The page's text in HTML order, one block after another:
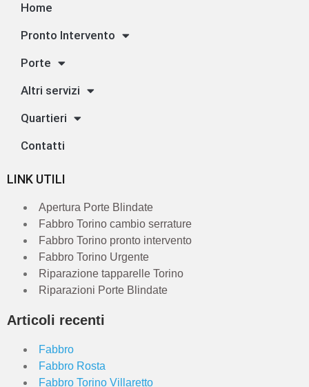
Home
Pronto Intervento
Porte
Altri servizi
Quartieri
Contatti
LINK UTILI
Apertura Porte Blindate
Fabbro Torino cambio serrature
Fabbro Torino pronto intervento
Fabbro Torino Urgente
Riparazione tapparelle Torino
Riparazioni Porte Blindate
Articoli recenti
Fabbro
Fabbro Rosta
Fabbro Torino Villaretto